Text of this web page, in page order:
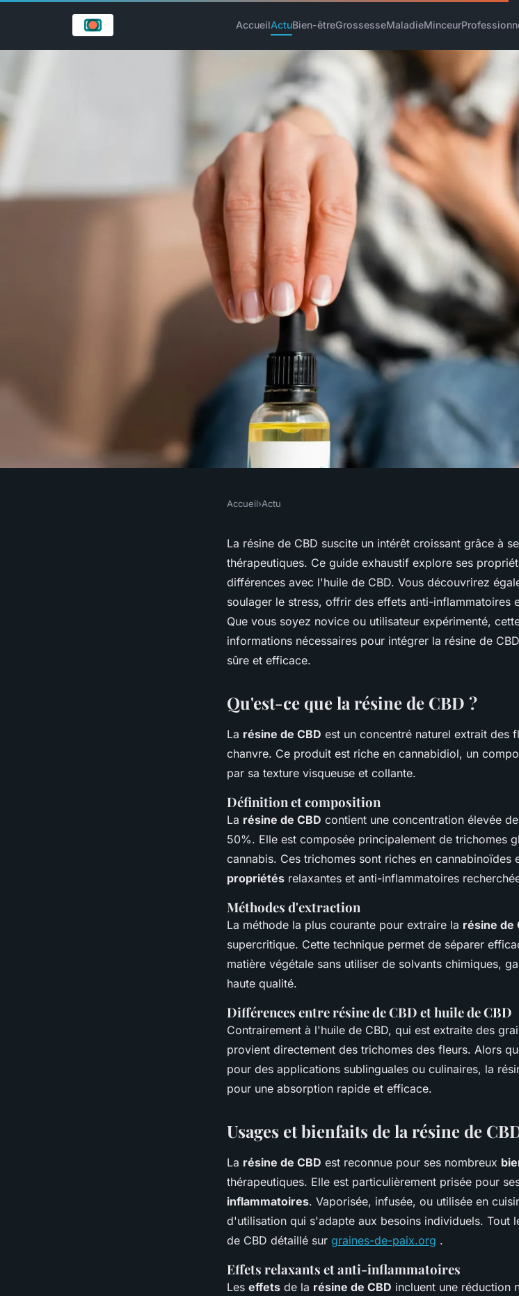
AccueilActuBien-êtreGrossesseMaladieMinceur
Tout savoir sur la résine de
Accueil›Actu
La résine de CBD suscite un intérêt croissant grâce à
thérapeutiques. Ce guide exhaustif explore ses
différences avec l'huile de CBD. Vous découvrirez
soulager le stress, offrir des effets anti-inflammatoires
Que vous soyez novice ou utilisateur expérimenté,
informations nécessaires pour intégrer la résine de
sûre et efficace.
Qu'est-ce que la résine de CBD ?
La résine de CBD est un concentré naturel extrait des
chanvre. Ce produit est riche en cannabidiol, un
par sa texture visqueuse et collante.
Définition et composition
La résine de CBD contient une concentration élevée
50%. Elle est composée principalement de trichomes
cannabis. Ces trichomes sont riches en cannabinoïdes
propriétés relaxantes et anti-inflammatoires
Méthodes d'extraction
La méthode la plus courante pour extraire la résine de
supercritique. Cette technique permet de séparer
matière végétale sans utiliser de solvants chimiques,
haute qualité.
Différences entre résine de CBD et huile de CBD
Contrairement à l'huile de CBD, qui est extraite des
provient directement des trichomes des fleurs. Alors
pour des applications sublinguales ou culinaires, la
pour une absorption rapide et efficace.
Usages et bienfaits de la résine de
La résine de CBD est reconnue pour ses nombreux
thérapeutiques. Elle est particulièrement prisée pour
inflammatoires. Vaporisée, infusée, ou utilisée en
d'utilisation qui s'adapte aux besoins individuels. Tout
de CBD détaillé sur graines-de-paix.org .
Effets relaxants et anti-inflammatoires
Les effets de la résine de CBD incluent une réduction